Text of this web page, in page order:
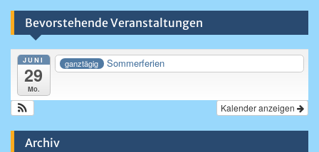
Bevorstehende Veranstaltungen
JUNI
29
Mo.
ganztägig Sommerferien
Kalender anzeigen
Archiv